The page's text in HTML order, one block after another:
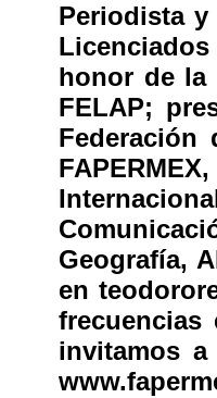
Periodista
honor de la
FELAP;
Federación
Geografía,
en
invitamos a